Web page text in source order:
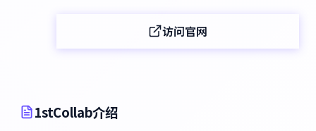
访问官网
1stCollab介绍